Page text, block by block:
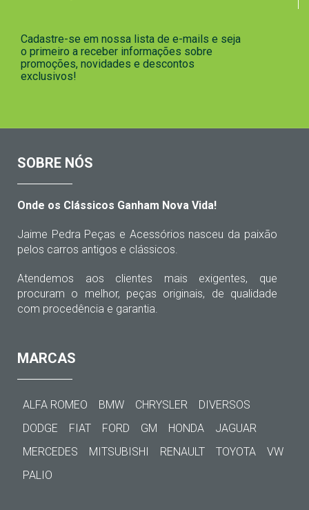
Cadastre-se em nossa lista de e-mails e seja
o primeiro a receber informações sobre
promoções, novidades e descontos
exclusivos!
SOBRE NÓS
Onde os Clássicos Ganham Nova Vida!
Jaime Pedra Peças e Acessórios nasceu da paixão
pelos carros antigos e clássicos.
Atendemos aos clientes mais exigentes, que
procuram o melhor, peças originais, de qualidade
com procedência e garantia.
MARCAS
ALFA ROMEO BMW CHRYSLER
DIVERSOS
DODGE
FIAT FORD GM HONDA
JAGUAR
MERCEDES
MITSUBISHI RENAULT TOYOTA
VW
PALIO